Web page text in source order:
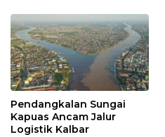
Pendangkalan Sungai
Kapuas Ancam Jalur
Logistik Kalbar